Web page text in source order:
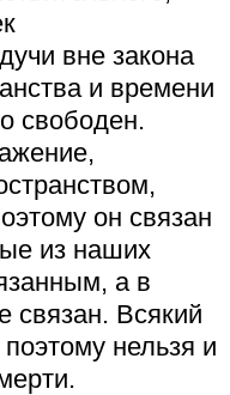
вне закона
и времени
свободен.
он связан
из наших
а в
связан. Всякий
нельзя и